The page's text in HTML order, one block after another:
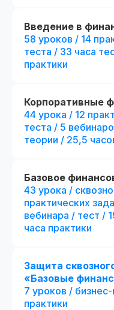
Введение в
58 уроков / 14
теста / 33 часа
практики
Корпоративные
44 урока / 12
теста / 5
теории / 25,5
Базовое
43 урока /
практических
вебинара / тест /
часа практики
Защита
«Базовые
7 уроков / бизнес-
практики
📅 Начало: start111104.001
Потоковое и асинхронное
При полной оплате
4 месяца обучения с
на реальных проектах
289 часов контента и
тестирований
Презентации и
Доступ к контенту и
навсегда
Стандарт